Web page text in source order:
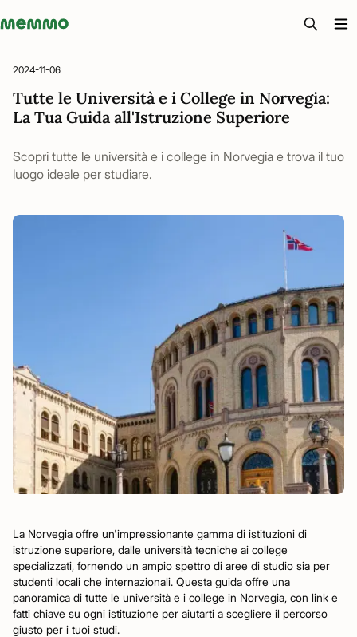
Memmo - AI-verktyg och digital kurslitteratur
2024-11-06
Tutte le Università e i College in Norvegia:
La Tua Guida all'Istruzione Superiore
Scopri tutte le università e i college in Norvegia e trova il tuo
luogo ideale per studiare.
La Norvegia offre un'impressionante gamma di istituzioni di
istruzione superiore, dalle università tecniche ai college
specializzati, fornendo un ampio spettro di aree di studio sia per
studenti locali che internazionali. Questa guida offre una
panoramica di tutte le università e i college in Norvegia, con link e
fatti chiave su ogni istituzione per aiutarti a scegliere il percorso
giusto per i tuoi studi.